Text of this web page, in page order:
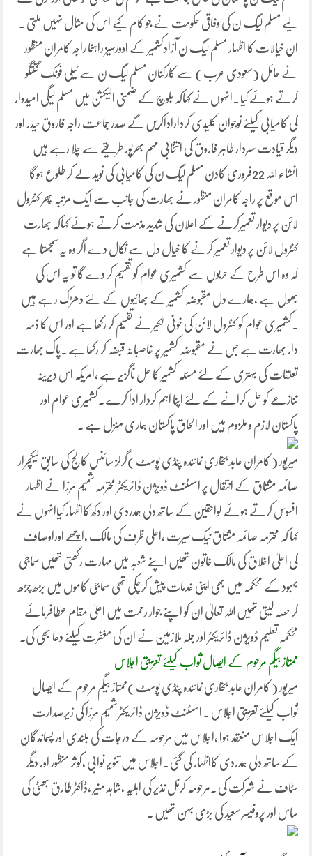
لیے مسلم لیگ ن کی وفاقی حکومت نے جو کام کیے اس کی مثال نہیں ملتی ۔
ان خیالات کا اظہار مسلم لیگ ن آزادکشمیر کے اوورسیز راہنما راجہ کامران منظور
نے حائل (سعودی عرب ) سے کارکنان مسلم لیگ ن سے ٹیلی فونک گفتگو
کرتے ہوئے کیا ۔انہوں نے کہاکہ بلوچ کے ضمنی الیکشن میں مسلم لیگی امیدوار
کی کامیابی کیلئے نوجوان کلیدی کرداراداکریں گے صدر جماعت راجہ فاروق حیدر اور
دیگر قیادت سردار طاہر فاروق کی انتخابی مہم بھرپور طریقے سے چلا رہے ہیں
انشاء اللہ 22فروری کادن مسلم لیگ ن کی کامیابی کی نوید لے کر طلوع ہوگا
اس موقع پر راجہ کامران منظور نے بھارت کی جانب سے ایک مرتبہ پھر کنٹرول
لائن پر دیوار تعمیرکرنے کے اعلان کی شدید مذمت کرتے ہوئے کہاکہ بھارت
کنٹرول لائن پر دیوار تعمیر کرنے کا خیال دل سے نکال دے اگر وہ یہ سمجھتا ہے
کہ وہ اس طرح کے حربوں سے کشمیری عوام کو تقسیم کر دے گا تو یہ اس کی
بھول ہے ،ہمارے دل مقبوضہ کشمیر کے بھائیوں کے لئے دھڑک رہے ہیں
۔کشمیری عوام کو کنٹرول لائن کی خونی لکیر نے تقسیم کر رکھا ہے اور اس کا ذمہ
دار بھارت ہے جس نے مقبوضہ کشمیر پر غاصبانہ قبضہ کر رکھا ہے ۔پاک بھارت
تعلقات کی بہتری کے لئے مسئلہ کشمیر کا حل ناگزیر ہے ،امریکہ اس دیرینہ
تنازعے کو حل کرانے کے لئے اپنا اہم کردار ادا کرے ۔کشمیری عوام اور
پاکستان لازم و ملزوم ہیں اور الحاق پاکستان ہماری منزل ہے ۔
میرپور ( کامران عابد بخاری نمائندہ پنڈی پوسٹ )گرلز سائنس کالج کی سابق لیکچرار
صائمہ مشتاق کے انتقال پر اسسٹنٹ ڈویژن ڈائریکٹر محترمہ شمیم مرزا نے اظہار
افسوس کرتے ہوئے لواحقین کے ساتھ دلی ہمدردی اور دکھ کااظہار کیاانہوں نے
کہا کہ محترمہ صائمہ مشتاق نیک سیرت ،اعلی ظرف کی مالک ،اچھے اوراوصاف
کی اعلیٰ اخلاق کی مالک خاتون تھیں اپنے شعبہ میں مہارت رکھتی تھیں سماجی
بہبود کے محکمہ میں بھی اپنی خدمات پیش کرچکی تھی سماجی کاموں میں بڑھ چڑھ
کر حصہ لیتی تھیں اللہ تعالیٰ ان کو اپنے جوار رحمت میں اعلیٰ مقام عطافرمائے
محکمہ تعلیم ڈویژن ڈائریکٹر اور جملہ ملازمین نے ان کی مغفرت کیلئے دعا بھی کی۔
ممتاز بیگم مرحوم کے ایصال ثواب کیلئے تعزیتی اجلاس
میرپور ( کامران عابد بخاری نمائندہ پنڈی پوسٹ )ممتاز بیگم مرحوم کے ایصال
ثواب کیلئے تعزیتی اجلاس ۔ اسسٹنٹ ڈویژن ڈائریکٹر شمیم مرزا کی زیرصدارت
ایک اجلا س منعقد ہوا ،اجلاس میں مرحومہ کے درجات کی بلندی اور پسماندگان
کے ساتھ دلی ہمدردی کااظہار کی گئی ۔اجلاس میں تنویر نوابی ،کوثر منظور اور دیگر
سٹاف نے شرکت کی ۔مرحومہ کرنل نذیر کی اہلیہ ،شاہد منیر ،ڈاکٹر طارق بھٹی کی
ساس اور پروفیسر سعید کی بڑی بہن تھیں ۔